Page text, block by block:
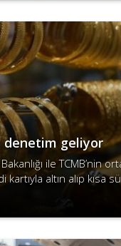
denetim geliyor
ile TCMB’nin
kartıyla altın alıp kısa
(“bozdurma”)